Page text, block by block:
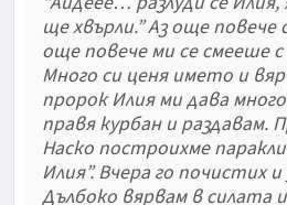
ще хвърли.” Аз още повече
още повече ми се смееше с
Много си ценя името и
пророк Илия ми дава
правя курбан и раздавам.
Наско построихме
Илия”. Вчера го почистих
Дълбоко вярвам в силата